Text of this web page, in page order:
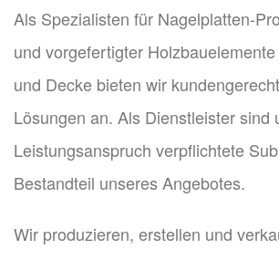
Als Spezialisten für Nagelplatten-
und vorgefertigter
und Decke bieten wir
Lösungen an. Als Dienstleister sind
Leistungsanspruch verpflichtete
Bestandteil unseres Angebotes.
Wir produzieren, erstellen und